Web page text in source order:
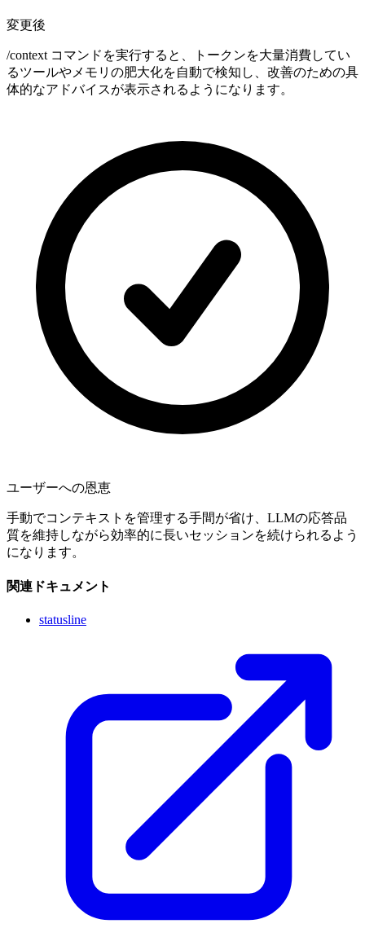
変更後
/context コマンドを実行すると、トークンを大量消費してい
るツールやメモリの肥大化を自動で検知し、改善のための具
体的なアドバイスが表示されるようになります。
ユーザーへの恩恵
手動でコンテキストを管理する手間が省け、LLMの応答品
質を維持しながら効率的に長いセッションを続けられるよう
になります。
関連ドキュメント
statusline